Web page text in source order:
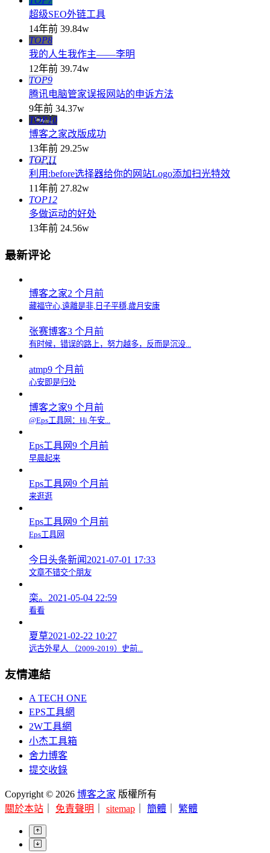
超级SEO外链工具
14年前 39.84w
TOP8
我的人生我作主——李明
12年前 39.74w
TOP9
腾讯电脑管家误报网站的申诉方法
9年前 34.37w
TOP10
博客之家改版成功
13年前 29.25w
TOP11
利用:before选择器给你的网站Logo添加扫光特效
11年前 27.82w
TOP12
多做运动的好处
13年前 24.56w
最新评论
博客之家2 个月前
藏福守心,遠離是非,日子平穩,歲月安康
张赛博客3 个月前
有时候，错误的路上，努力越多，反而是沉没...
atmp9 个月前
心安即是归处
博客之家9 个月前
@Eps工具网：Hi,午安...
Eps工具网9 个月前
早晨起来
Eps工具网9 个月前
来逛逛
Eps工具网9 个月前
Eps工具网
今日头条新闻 2021-07-01 17:33
文章不错交个朋友
栾。 2021-05-04 22:59
看看
夏草2021-02-22 10:27
远古外星人 （2009-2019）史前...
友情連結
A TECH ONE
EPS工具網
2W工具網
小杰工具箱
舍力博客
提交收錄
Copyright © 2026 博客之家 版權所有
關於本站
免責聲明 sitemap 簡體 繁體